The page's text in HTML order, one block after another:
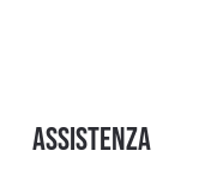
Assistenza